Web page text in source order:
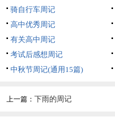
骑自行车周记
高中优秀周记
有关高中周记
考试后感想周记
中秋节周记(通用15篇)
上一篇： 下雨的周记